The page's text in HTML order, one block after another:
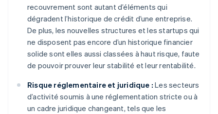
recouvrement sont autant d’éléments qui
dégradent l’historique de crédit d’une entreprise.
De plus, les nouvelles structures et les startups qui
ne disposent pas encore d’un historique financier
solide sont elles aussi classées à haut risque, faute
de pouvoir prouver leur stabilité et leur rentabilité.
Risque réglementaire et juridique : Les secteurs
d’activité soumis à une réglementation stricte ou à
un cadre juridique changeant, tels que les